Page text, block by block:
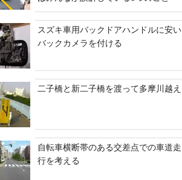
スズキ車用バックドアハンドルに安い
バックカメラを付ける
二子橋と新二子橋を渡って多摩川越え
自転車横断帯のある交差点での車道走
行を考える